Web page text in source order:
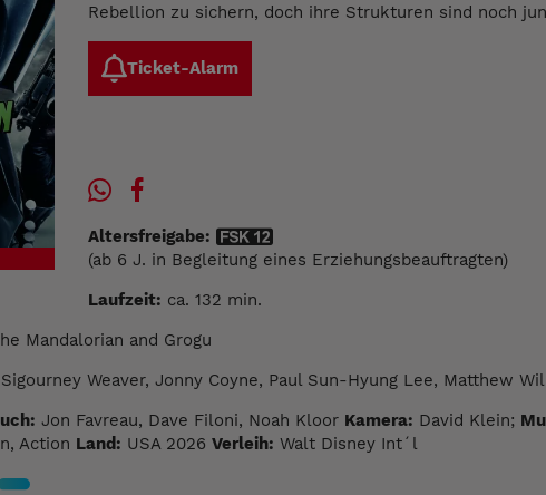
Rebellion zu sichern, doch ihre Strukturen sind noch
Ticket-Alarm
Altersfreigabe:
(ab 6 J. in Begleitung eines Erziehungsbeauftragten)
Laufzeit: ca. 132 min.
Mandalorian and Grogu
Weaver, Jonny Coyne, Paul Sun-Hyung Lee, Matthew
Jon Favreau, Dave Filoni, Noah Kloor Kamera: David Klein;
Action Land: USA 2026 Verleih: Walt Disney Int´l